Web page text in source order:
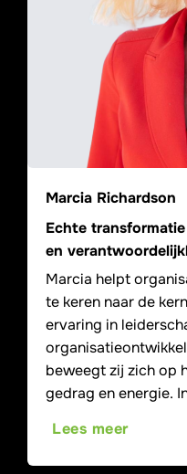
Marcia Richardson
Echte
en
Marcia helpt
te keren naar de
ervaring in
beweegt zij zich op
gedrag en energie.
Lees meer